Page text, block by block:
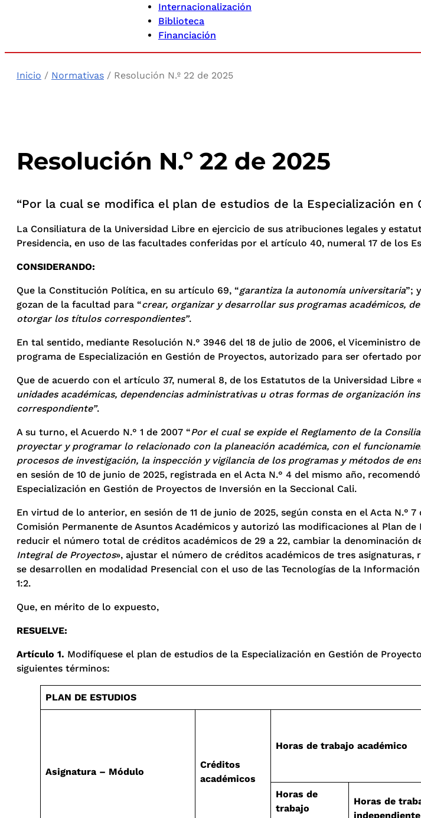
Internacionalización
Biblioteca
Financiación
Inicio / Normativas / Resolución N.º 22 de 2025
Resolución N.º 22 de 2025
“Por la cual se modifica el plan de estudios de la Especialización en
La Consiliatura de la Universidad Libre en ejercicio de sus atribuciones legales y
Presidencia, en uso de las facultades conferidas por el artículo 40, numeral 17 de los
CONSIDERANDO:
Que la Constitución Política, en su artículo 69, “garantiza la autonomía universitaria”;
gozan de la facultad para “crear, organizar y desarrollar sus programas académicos,
otorgar los títulos correspondientes”.
En tal sentido, mediante Resolución N.° 3946 del 18 de julio de 2006, el
programa de Especialización en Gestión de Proyectos, autorizado para ser ofertado
Que de acuerdo con el artículo 37, numeral 8, de los Estatutos de la Universidad Libre «
unidades académicas, dependencias administrativas u otras formas de organización
correspondiente”.
A su turno, el Acuerdo N.° 1 de 2007 “Por el cual se expide el Reglamento de la
proyectar y programar lo relacionado con la planeación académica, con el
procesos de investigación, la inspección y vigilancia de los programas y métodos de
en sesión de 10 de junio de 2025, registrada en el Acta N.° 4 del mismo año,
Especialización en Gestión de Proyectos de Inversión en la Seccional Cali.
En virtud de lo anterior, en sesión de 11 de junio de 2025, según consta en el Acta
Comisión Permanente de Asuntos Académicos y autorizó las modificaciones al Plan
reducir el número total de créditos académicos de 29 a 22, cambiar la denominación
Integral de Proyectos», ajustar el número de créditos académicos de tres
se desarrollen en modalidad Presencial con el uso de las Tecnologías de la
1:2.
Que, en mérito de lo expuesto,
RESUELVE:
Artículo 1. Modifíquese el plan de estudios de la Especialización en Gestión de
siguientes términos:
PLAN DE ESTUDIOS
Asignatura – Módulo
Créditos
académicos
Horas de trabajo académico
Horas de
trabajo
Horas de
independiente